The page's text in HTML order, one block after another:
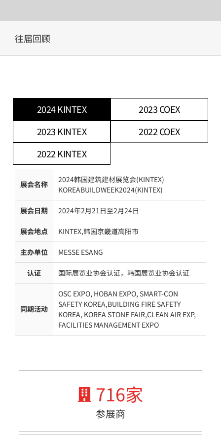
往届回顾
2024 KINTEX
2023 COEX
2023 KINTEX
2022 COEX
2022 KINTEX
展会名称
2024韩国建筑建材展览会(KINTEX)
KOREABUILDWEEK2024(KINTEX)
展会日期 2024年2月21日至2月24日
展会地点 KINTEX,韩国京畿道高阳市
主办单位 MESSE ESANG
认证 国际展览业协会认证，韩国展览业协会认证
同期活动
OSC EXPO, HOBAN EXPO, SMART-CON
SAFETY KOREA,BUILDING FIRE SAFETY
KOREA, KOREA STONE FAIR,CLEAN AIR EXP,
FACILITIES MANAGEMENT EXPO
716家
参展商